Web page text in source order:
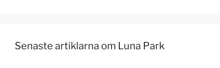
Senaste artiklarna om Luna Park